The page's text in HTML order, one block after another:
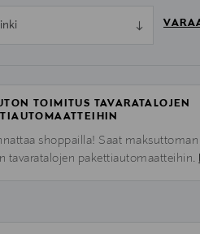
TOIMITUS TAVARATALOJEN
shoppailla! Saat
tavaratalojen pakettiautomaatteihin.